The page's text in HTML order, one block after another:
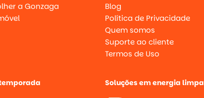
a Gonzaga
Blog
Política de Privacidade
Quem somos
Suporte ao cliente
Termos de Uso
Soluções em energia limpa